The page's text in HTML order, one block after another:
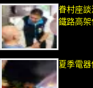
眷村座
鐵路高
夏季電